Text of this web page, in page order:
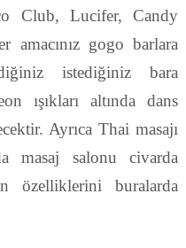
Club, Lucifer, Candy
amacınız gogo barlara
istediğiniz bara
ışıkları altında dans
Ayrıca Thai masajı
masaj salonu civarda
özelliklerini buralarda